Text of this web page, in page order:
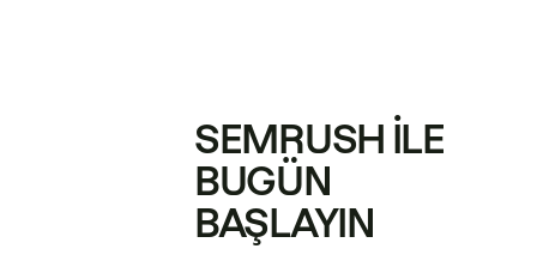
SEMRUSH ILE
BUGÜN
BAŞLAYIN